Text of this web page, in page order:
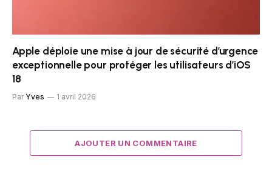
Apple déploie une mise à jour de sécurité d’urgence
exceptionnelle pour protéger les utilisateurs d’iOS
18
Par Yves 1 avril 2026
AJOUTER UN COMMENTAIRE